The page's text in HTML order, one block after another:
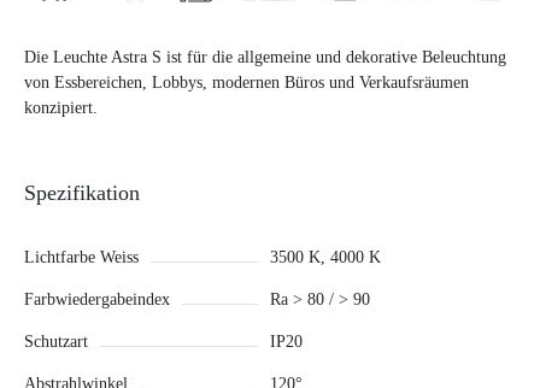
Die Leuchte Astra S ist für die allgemeine und dekorative Beleuchtung
von Essbereichen, Lobbys, modernen Büros und Verkaufsräumen
konzipiert.
Spezifikation
Lichtfarbe Weiss 3500 K, 4000 K
Farbwiedergabeindex Ra > 80 / > 90
Schutzart IP20
Abstrahlwinkel 120°